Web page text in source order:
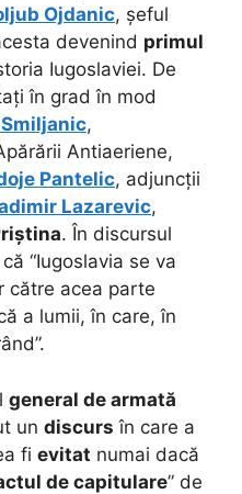
Ojdanic, șeful
devenind primul
Iugoslaviei. De
în grad în mod
,
Antiaeriene,
Pantelic, adjuncții
Lazarevic,
. În discursul
“Iugoslavia se va
către acea parte
a lumii, în care, în
general de armată
un discurs în care a
fi evitat numai dacă
de capitulare” de